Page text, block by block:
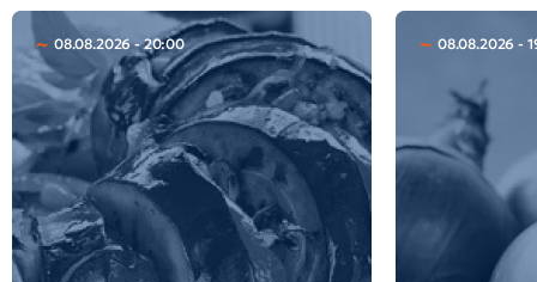
08.08.2026 - 20:00 08.08.2026 -